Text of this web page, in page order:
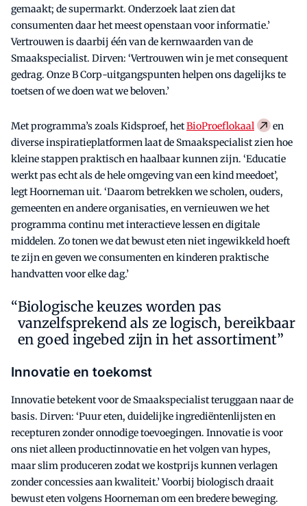
gemaakt; de supermarkt. Onderzoek laat zien dat
consumenten daar het meest openstaan voor informatie.’
Vertrouwen is daarbij één van de kernwaarden van de
Smaakspecialist. Dirven: ‘Vertrouwen win je met consequent
gedrag. Onze B Corp-uitgangspunten helpen ons dagelijks te
toetsen of we doen wat we beloven.’
Met programma’s zoals Kidsproef, hetBioProeflokaal
en
diverse inspiratieplatformen laat de Smaakspecialist zien hoe
kleine stappen praktisch en haalbaar kunnen zijn. ‘Educatie
werkt pas echt als de hele omgeving van een kind meedoet’,
legt Hoorneman uit. ‘Daarom betrekken we scholen, ouders,
gemeenten en andere organisaties, en vernieuwen we het
programma continu met interactieve lessen en digitale
middelen. Zo tonen we dat bewust eten niet ingewikkeld hoeft
te zijn en geven we consumenten en kinderen praktische
handvatten voor elke dag.’
Biologische keuzes worden pas
vanzelfsprekend als ze logisch, bereikbaar
en goed ingebed zijn in het assortiment”
Innovatie en toekomst
Innovatie betekent voor de Smaakspecialist teruggaan naar de
basis. Dirven: ‘Puur eten, duidelijke ingrediëntenlijsten en
recepturen zonder onnodige toevoegingen. Innovatie is voor
ons niet alleen productinnovatie en het volgen van hypes,
maar slim produceren zodat we kostprijs kunnen verlagen
zonder concessies aan kwaliteit.’ Voorbij biologisch draait
bewust eten volgens Hoorneman om een bredere beweging.